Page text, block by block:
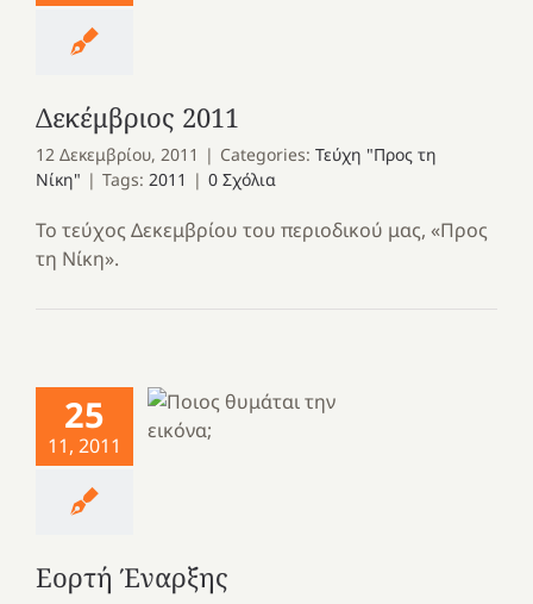
Δεκέμβριος 2011
12 Δεκεμβρίου, 2011 | Categories: Τεύχη "Προς τη
Νίκη" | Tags: 2011 | 0 Σχόλια
Το τεύχος Δεκεμβρίου του περιοδικού μας, «Προς
τη Νίκη».
25
11, 2011
Εορτή Έναρξης